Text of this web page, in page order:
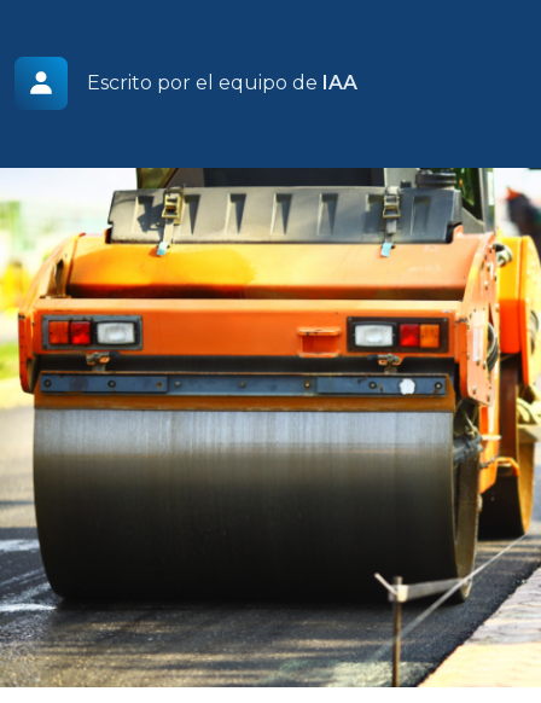
Escrito por el equipo de IAA